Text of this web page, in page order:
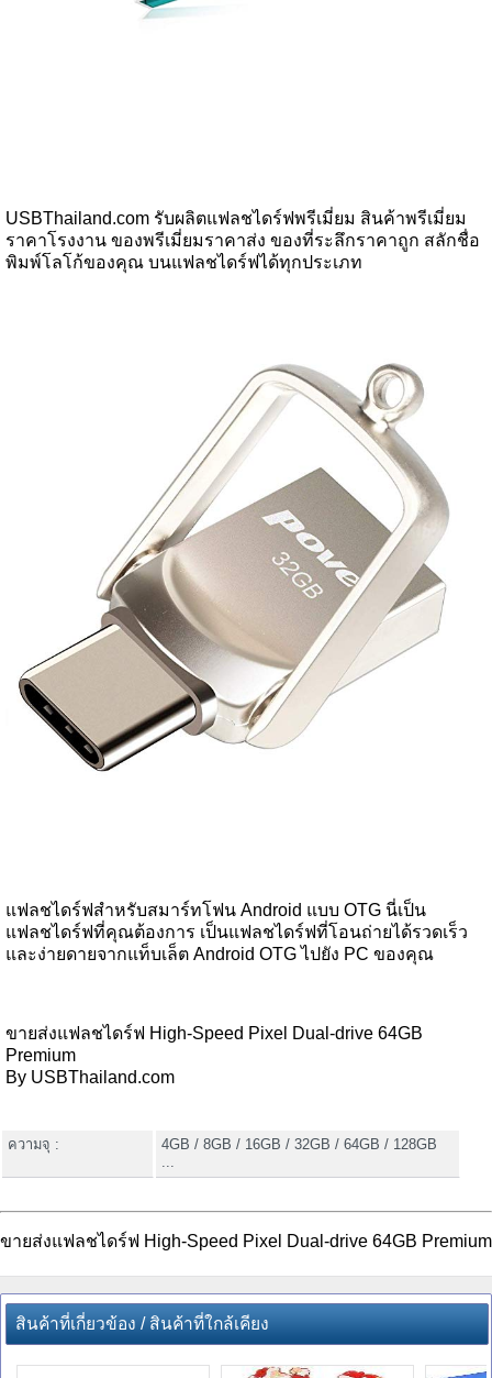
USBThailand.com รับผลิตแฟลชไดร์ฟพรีเมี่ยม สินค้าพรีเมี่ยม
ราคาโรงงาน ของพรีเมี่ยมราคาส่ง ของที่ระลึกราคาถูก สลักชื่อ
พิมพ์โลโก้ของคุณ บนแฟลชไดร์ฟได้ทุกประเภท
แฟลชไดร์ฟสำหรับสมาร์ทโฟน Android แบบ OTG นี่เป็น
แฟลชไดร์ฟที่คุณต้องการ เป็นแฟลชไดร์ฟที่โอนถ่ายได้รวดเร็ว
และง่ายดายจากแท็บเล็ต Android OTG ไปยัง PC ของคุณ
ขายส่งแฟลชไดร์ฟ High-Speed Pixel Dual-drive 64GB
Premium
By USBThailand.com
ความจุ :
4GB / 8GB / 16GB / 32GB / 64GB / 128GB
...
ขายส่งแฟลชไดร์ฟ High-Speed Pixel Dual-drive 64GB Premium
สินค้าที่เกี่ยวข้อง / สินค้าที่ใกล้เคียง